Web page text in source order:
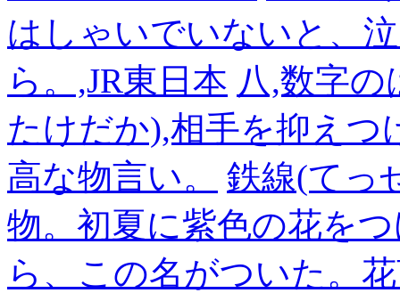
はしゃいでいないと、
ら。,JR東日本 八,数字
たけだか),相手を抑えつ
高な物言い。
鉄線(てっ
物。初夏に紫色の花を
ら、この名がついた。